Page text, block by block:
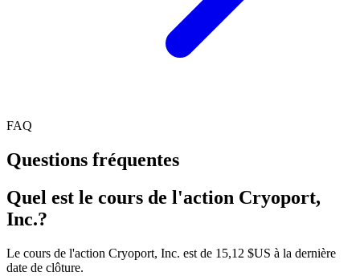
FAQ
Questions fréquentes
Quel est le cours de l'action Cryoport,
Inc.?
Le cours de l'action Cryoport, Inc. est de 15,12 $US à la dernière
date de clôture.